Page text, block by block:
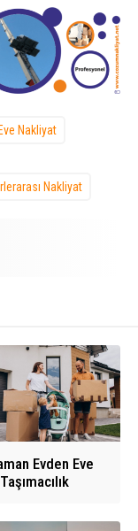
Nakliyat
Nakliyat
Evden Eve
Taşımacılık